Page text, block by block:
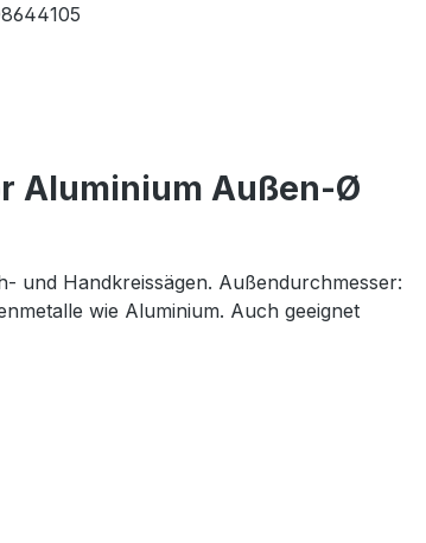
Aluminium Außen-Ø
und Handkreissägen. Außendurchmesser:
wie Aluminium. Auch geeignet